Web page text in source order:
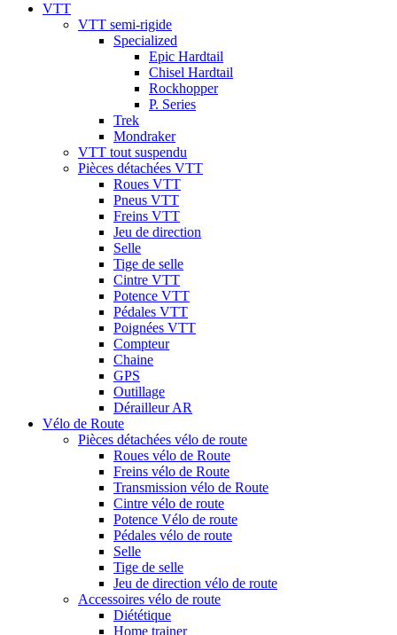
VTT
VTT semi-rigide
Specialized
Epic Hardtail
Chisel Hardtail
Rockhopper
P. Series
Trek
Mondraker
VTT tout suspendu
Pièces détachées VTT
Roues VTT
Pneus VTT
Freins VTT
Jeu de direction
Selle
Tige de selle
Cintre VTT
Potence VTT
Pédales VTT
Poignées VTT
Compteur
Chaine
GPS
Outillage
Dérailleur AR
Vélo de Route
Pièces détachées vélo de route
Roues vélo de Route
Freins vélo de Route
Transmission vélo de Route
Cintre vélo de route
Potence Vélo de route
Pédales vélo de route
Selle
Tige de selle
Jeu de direction vélo de route
Accessoires vélo de route
Diététique
Home trainer